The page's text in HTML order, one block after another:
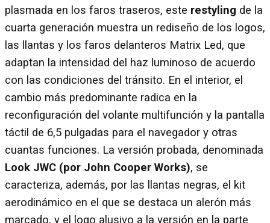
plasmada en los faros traseros, este restyling de la
cuarta generación muestra un rediseño de los logos,
las llantas y los faros delanteros Matrix Led, que
adaptan la intensidad del haz luminoso de acuerdo
con las condiciones del tránsito. En el interior, el
cambio más predominante radica en la
reconfiguración del volante multifunción y la pantalla
táctil de 6,5 pulgadas para el navegador y otras
cuantas funciones. La versión probada, denominada
Look JWC (por John Cooper Works), se
caracteriza, además, por las llantas negras, el kit
aerodinámico en el que se destaca un alerón más
marcado, y el logo alusivo a la versión en la parte